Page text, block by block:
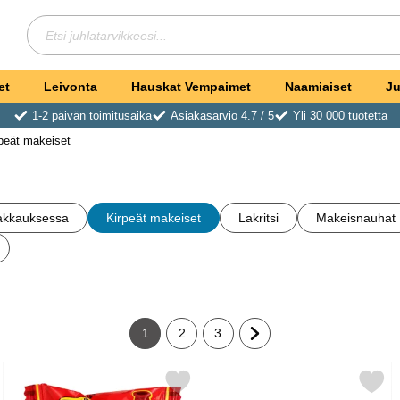
Hae
Leivonta Hauskat Vempaimet Naamiaiset
1-2 päivän toimitusaika Asiakasarvio 4.7 / 5
Yli 30 000 tuotetta
makeiset
Kirpeät makeiset Lakritsi Makeisnauhat
Tämänhetkinen sivu, Sivu
1
Siirry sivulle
2
Siirry sivulle
3
Siirry seuraavalle sivulle
Härkä 5g suosikiksi
Merkitse hapan Purukumi Kola 5g suosikiksiMerkitse zombie Chew Sour